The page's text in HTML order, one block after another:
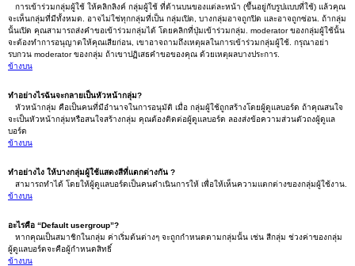
การเข้าร่วมกลุ่มผู้ใช้ ให้คลิกลิงค์ กลุ่มผู้ใช้ ที่ด้านบนของแต่ละหน้า (ขึ้นอยู่กับรูปแบบที่ใช้) แล้วคุณ
จะเห็นกลุ่มที่มีทั้งหมด. อาจไม่ใช่ทุกกลุ่มที่เป็น กลุ่มเปิด, บางกลุ่มอาจถูกปิด และอาจถูกซ่อน. ถ้ากลุ่ม
นั้นเปิด คุณสามารถส่งคำขอเข้าร่วมกลุ่มได้ โดยคลิกที่ปุ่มเข้าร่วมกลุ่ม. moderator ของกลุ่มผู้ใช้นั้น
จะต้องทำการอนุญาตให้คุณเสียก่อน, เขาอาจถามถึงเหตุผลในการเข้าร่วมกลุ่มผู้ใช้. กรุณาอย่า
รบกวน moderator ของกลุ่ม ถ้าเขาปฏิเสธคำขอของคุณ ด้วยเหตุผลบางประการ.
ข้างบน
ทำอย่างไรฉันจะกลายเป็นหัวหน้ากลุ่ม?
หัวหน้ากลุ่ม คือเป็นคนที่มีอำนาจในการอนุมัติ เมื่อ กลุ่มผู้ใช้ถูกสร้างโดยผู้ดูแลบอร์ด ถ้าคุณสนใจ
จะเป็นหัวหน้ากลุ่มหรือสนใจสร้างกลุ่ม คุณต้องติดต่อผู้ดูแลบอร์ด ลองส่งข้อความส่วนตัวถงผู้ดูแล
บอร์ด
ข้างบน
ทำอย่างไง ให้บางกลุ่มผู้ใช้แสดงสีที่แตกต่างกัน ?
สามารถทำได้ โดยให้ผู้ดูแลบอร์ดเป็นคนดำเนินการให้ เพื่อให้เห็นความแตกต่างของกลุ่มผู้ใช้งาน.
ข้างบน
อะไรคือ “Default usergroup”?
หากคุณเป็นสมาชิกในกลุ่ม ค่าเริ่มต้นต่างๆ จะถูกกำหนดตามกลุ่มนั้น เช่น สีกลุ่ม ช่วงค่าของกลุ่ม
ผู้ดูแลบอร์ดจะคือผู้กำหนดสิทธิ์
ข้างบน